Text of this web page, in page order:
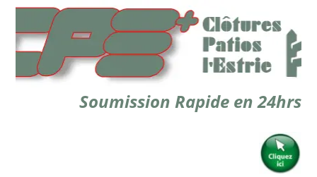
Soumission Rapide en 24hrs